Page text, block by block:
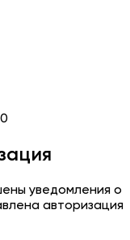
уведомления о
авторизация